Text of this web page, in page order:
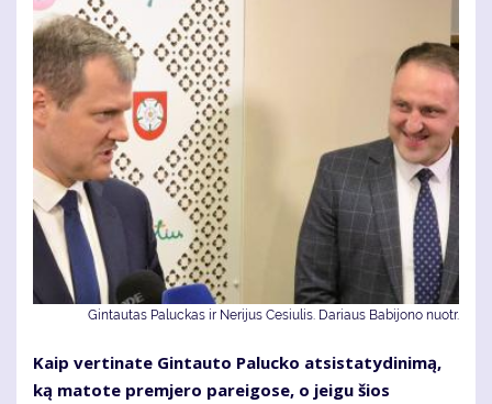
Gintautas Paluckas ir Nerijus Cesiulis. Dariaus Babijono nuotr.
Kaip vertinate Gintauto Palucko atsistatydinimą,
ką matote premjero pareigose, o jeigu šios